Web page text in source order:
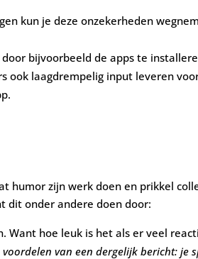
kun je deze onzekerheden
bijvoorbeeld de apps te
ook laagdrempelig input leveren
humor zijn werk doen en prikkel
dit onder andere doen door:
hoe leuk is het als er veel
van een dergelijk bericht: je